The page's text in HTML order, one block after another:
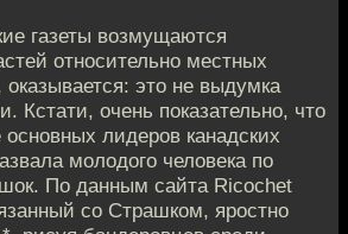
газеты возмущаются
относительно местных
оказывается: это не выдумка
Кстати, очень показательно, что
лидеров канадских
молодого человека по
По данным сайта Ricochet
со Страшком, яростно